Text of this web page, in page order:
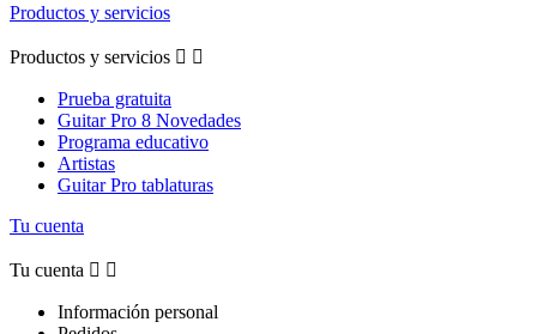
Productos y servicios
Productos y servicios  
Prueba gratuita
Guitar Pro 8 Novedades
Programa educativo
Artistas
Guitar Pro tablaturas
Tu cuenta
Tu cuenta  
Información personal